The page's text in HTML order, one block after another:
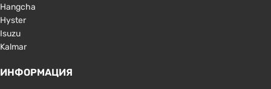
Hangcha
Hyster
Isuzu
Kalmar
ИНФОРМАЦИЯ